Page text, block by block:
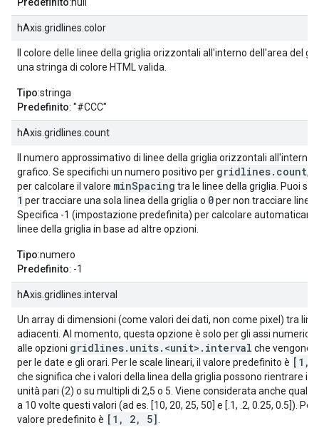
hAxis.gridlines.color
Il colore delle linee della griglia orizzontali all'interno dell'area del
una stringa di colore HTML valida.
Tipo:stringa
Predefinito: "#CCC"
hAxis.gridlines.count
Il numero approssimativo di linee della griglia orizzontali all'interno
grafico. Se specifichi un numero positivo per gridlines.count,
per calcolare il valore minSpacing tra le linee della griglia. Puoi
1 per tracciare una sola linea della griglia o 0per non tracciare linee
Specifica -1 (impostazione predefinita) per calcolare
linee della griglia in base ad altre opzioni.
Tipo:numero
Predefinito: -1
hAxis.gridlines.interval
Un array di dimensioni (come valori dei dati, non come pixel) tra
adiacenti. Al momento, questa opzione è solo per gli assi numerici,
alle opzioni gridlines.units.<unit>.interval che vengono
per le date e gli orari. Per le scale lineari, il valore predefinito è [1,
che significa che i valori della linea della griglia possono rientrare in
unità pari (2) o su multipli di 2,5 o 5. Viene considerata anche
a 10 volte questi valori (ad es. [10, 20, 25, 50] e [.1, .2, 0.25, 0.5]). Per
valore predefinito è [1, 2, 5]